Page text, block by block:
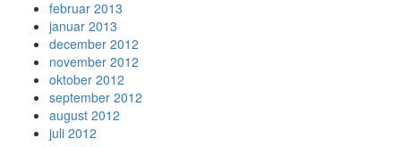
februar 2013
januar 2013
december 2012
november 2012
oktober 2012
september 2012
august 2012
juli 2012